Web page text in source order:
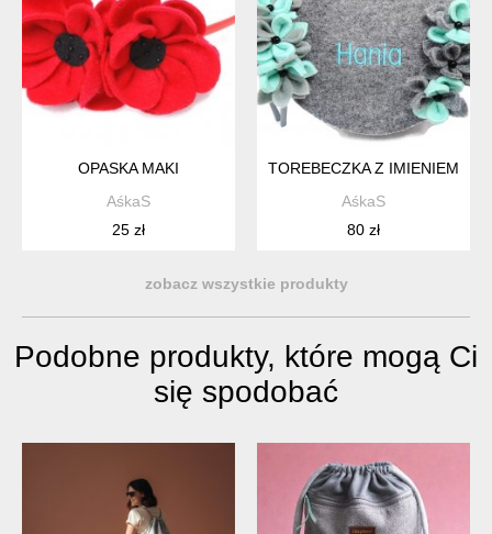
OPASKA MAKI
AśkaS
25 zł
TOREBECZKA Z IMIENIEM
AśkaS
80 zł
zobacz wszystkie produkty
Podobne produkty, które mogą Ci
się spodobać